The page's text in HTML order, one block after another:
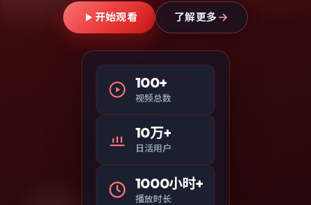
开始观看 了解更多
100+
视频总数
10万+
日活用户
1000小时+
播放时长